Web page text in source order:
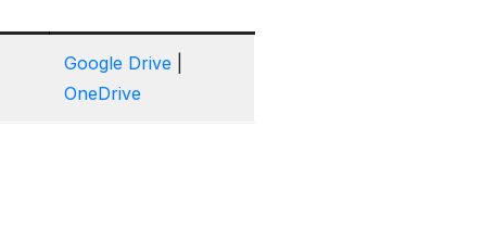
Google Drive
OneDrive